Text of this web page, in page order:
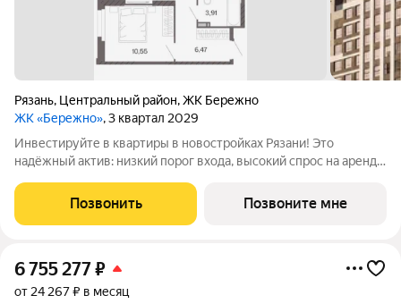
Рязань, Центральный район,ЖК Бережно
ЖК «Бережно», 3 квартал 2029
Инвестируйте в квартиры в новостройках Рязани! Это
надёжный актив: низкий порог входа, высокий спрос на аренду
Жилой квартал «Бережно» это проект класса Бизнес,
созданный с уважением к городу и
Позвонить Позвоните мне
6 755 277₽
от 24 267 ₽ в месяц